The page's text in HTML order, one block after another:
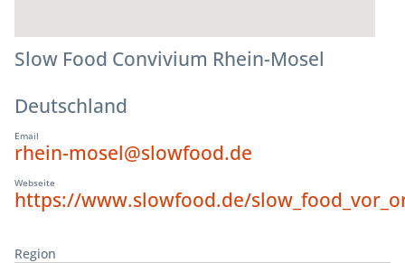
Slow Food Convivium Rhein-Mosel
Deutschland
Email
rhein-mosel@slowfood.de
Webseite
https://www.slowfood.de/
Region